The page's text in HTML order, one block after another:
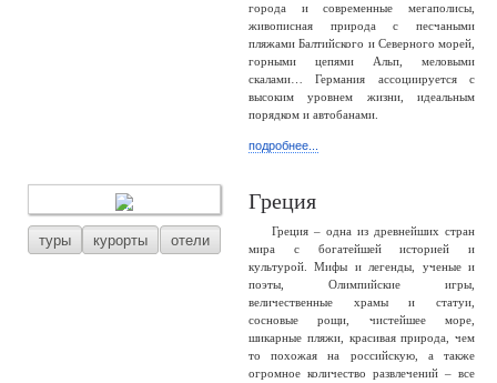
города и современные мегаполисы,
живописная природа с песчаными
пляжами Балтийского и Северного морей,
горными цепями Альп, меловыми
скалами… Германия ассоциируется с
высоким уровнем жизни, идеальным
порядком и автобанами.
подробнее...
туры курорты отели
Греция
Греция – одна из древнейших стран
мира с богатейшей историей и
культурой. Мифы и легенды, ученые и
поэты, Олимпийские игры,
величественные храмы и статуи,
сосновые рощи, чистейшее море,
шикарные пляжи, красивая природа, чем
то похожая на российскую, а также
огромное количество развлечений – все